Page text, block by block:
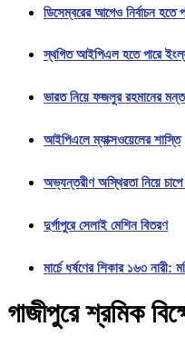
ডিসেম্বরের আগেও নির্বাচন
স্থগিত আইপিএল হতে পারে
ভারত নিয়ে ফজলুর রহমানের
আইপিএলে ম্যাক্সওয়েলের শাস্তি
অভ্যন্তরীণ অস্থিরতা নিয়ে
দুর্গাপুরে সেলাই মেশিন বিতরণ
মার্চে ধর্ষণের শিকার ১৬৩ নারী:
গাজীপুরে শ্রমিক